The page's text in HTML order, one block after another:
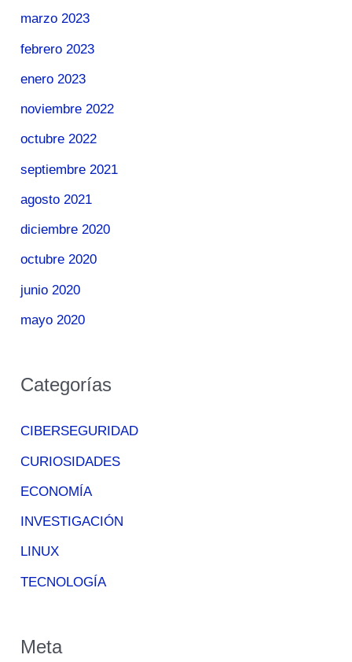
marzo 2023
febrero 2023
enero 2023
noviembre 2022
octubre 2022
septiembre 2021
agosto 2021
diciembre 2020
octubre 2020
junio 2020
mayo 2020
Categorías
CIBERSEGURIDAD
CURIOSIDADES
ECONOMÍA
INVESTIGACIÓN
LINUX
TECNOLOGÍA
Meta